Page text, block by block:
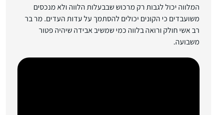
המלווה יכול לגבות רק מרכוש שבבעלות הלווה ולא מנכסים
משועבדים כי הקונים יכולים להסתמך על עדות העדים. מר בר
רב אשי חולק ורואה בלווה כמי שמשיב אבידה שיהיה פטור
משבועה.